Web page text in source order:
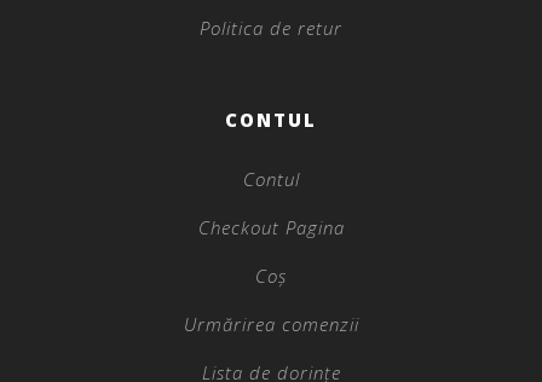
Politica de retur
CONTUL
Contul
Checkout Pagina
Coș
Urmărirea comenzii
Lista de dorințe